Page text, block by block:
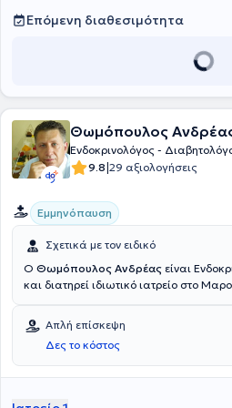
του Ιατρικού Συλλόγου Αθηνών.
Επόμενη διαθεσιμότητα
Θωμόπουλος
Ενδοκρινολόγος -
9.8|29 αξιολογήσεις
Εμμηνόπαυση
Σχετικά με τον ειδικό
Ο Θωμόπουλος Ανδρέας είναι
και διατηρεί ιδιωτικό ιατρείο στο
Ιταλία και ειδικεύτηκε στην Ειδική
Νοσοκομείο Αττικής "Αμαλία
Ενδοκρινολογικό Τμήμα του Γενικού
και στην Ενδοκρινολογία και
Αθηνών "Γ. Γεννηματάς". Επιπροσθέτως,
Απλή επίσκεψη
Δες το κόστος